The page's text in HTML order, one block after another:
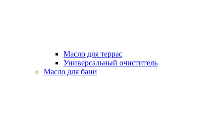
Масло для террас
Универсальный очиститель
Масло для бани